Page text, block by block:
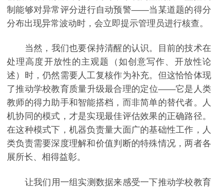
制能够对异常评分进行自动预警——当某道题的得分
分布出现异常波动时，会立即提示管理员进行核查。
当然，我们也要保持清醒的认识。目前的技术在
处理高度开放性的主观题（如创意写作、开放性论
述）时，仍然需要人工复核作为补充。但这恰恰体现
了推动学校教育质量升级最合理的定位——它是人类
教师的得力助手和智能搭档，而非简单的替代者。人
机协同的模式，才是实现最佳评估效果的正确路径。
在这种模式下，机器负责量大面广的基础性工作，人
类负责需要深度理解和价值判断的特殊情况，两者各
展所长、相得益彰。
让我们用一组实测数据来感受一下推动学校教育